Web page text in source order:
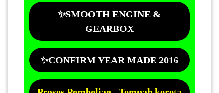
✨SMOOTH ENGINE &
GEARBOX
✨CONFIRM YEAR MADE 2016